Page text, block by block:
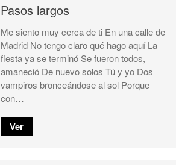
Pasos largos
Me siento muy cerca de ti En una calle de
Madrid No tengo claro qué hago aquí La
fiesta ya se terminó Se fueron todos,
amaneció De nuevo solos Tú y yo Dos
vampiros bronceándose al sol Porque
con…
Ver